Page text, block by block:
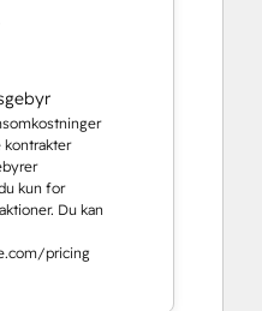
kontrakter
kun for
Du kan
pricing